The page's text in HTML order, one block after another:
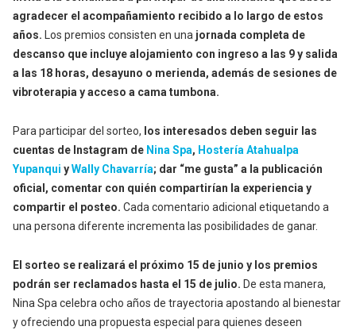
agradecer el acompañamiento recibido a lo largo de estos
años. Los premios consisten en una jornada completa de
descanso que incluye alojamiento con ingreso a las 9 y salida
a las 18 horas, desayuno o merienda, además de sesiones de
vibroterapia y acceso a cama tumbona.
Para participar del sorteo, los interesados deben seguir las
cuentas de Instagram de Nina Spa, Hostería Atahualpa
Yupanqui yWally Chavarría; dar “me gusta” a la publicación
oficial, comentar con quién compartirían la experiencia y
compartir el posteo. Cada comentario adicional etiquetando a
una persona diferente incrementa las posibilidades de ganar.
El sorteo se realizará el próximo 15 de junio y los premios
podrán ser reclamados hasta el 15 de julio. De esta manera,
Nina Spa celebra ocho años de trayectoria apostando al bienestar
y ofreciendo una propuesta especial para quienes deseen